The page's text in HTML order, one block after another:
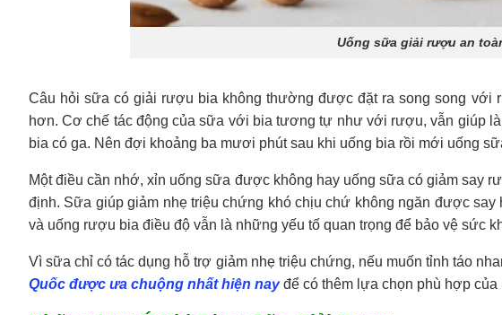
Uống sữa giải rượu an
Câu hỏi sữa có giải rượu bia không thường được đặt ra song song với
hơn. Cơ chế tác động của sữa với bia tương tự như với rượu, vẫn giúp
bia có ga. Nên đợi khoảng ba mươi phút sau khi uống bia rồi mới uống
Một điều cần nhớ, xỉn uống sữa được không hay uống sữa có giảm say
định. Sữa giúp giảm nhẹ triệu chứng khó chịu chứ không ngăn được
và uống rượu bia điều độ vẫn là những yếu tố quan trọng để bảo vệ sức
Vì sữa chỉ có tác dụng hỗ trợ giảm nhẹ triệu chứng, nếu muốn tỉnh táo
Quốc được ưa chuộng nhất hiện nayđể có thêm lựa chọn phù hợp của